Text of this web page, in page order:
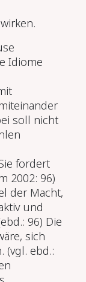
Idiome
soll nicht
fordert
2002: 96)
der Macht,
und
96) Die
sich
(vgl. ebd.: